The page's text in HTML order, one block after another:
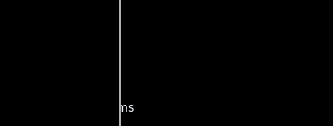
y encuentra films